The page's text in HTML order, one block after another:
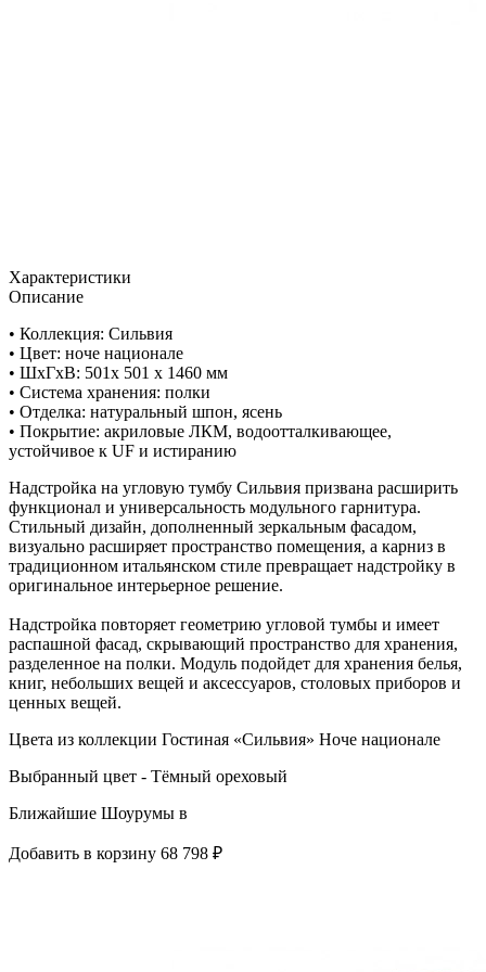
Характеристики
Описание
• Коллекция: Сильвия
• Цвет: ноче национале
• ШxГхВ: 501х 501 х 1460 мм
• Система хранения: полки
• Отделка: натуральный шпон, ясень
• Покрытие: акриловые ЛКМ, водоотталкивающее,
устойчивое к UF и истиранию
Надстройка на угловую тумбу Сильвия призвана расширить
функционал и универсальность модульного гарнитура.
Стильный дизайн, дополненный зеркальным фасадом,
визуально расширяет пространство помещения, а карниз в
традиционном итальянском стиле превращает надстройку в
оригинальное интерьерное решение.
Надстройка повторяет геометрию угловой тумбы и имеет
распашной фасад, скрывающий пространство для хранения,
разделенное на полки. Модуль подойдет для хранения белья,
книг, небольших вещей и аксессуаров, столовых приборов и
ценных вещей.
Цвета из коллекции Гостиная «Сильвия» Ноче национале
Выбранный цвет - Тёмный ореховый
Ближайшие Шоурумы в
Добавить в корзину 68 798 ₽